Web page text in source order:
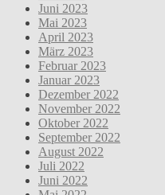
Juni 2023
Mai 2023
April 2023
März 2023
Februar 2023
Januar 2023
Dezember 2022
November 2022
Oktober 2022
September 2022
August 2022
Juli 2022
Juni 2022